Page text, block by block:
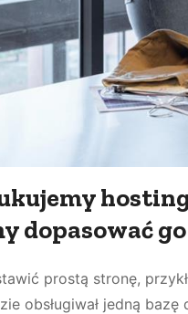
dopasować
prostą stronę,
obsługiwał jedną